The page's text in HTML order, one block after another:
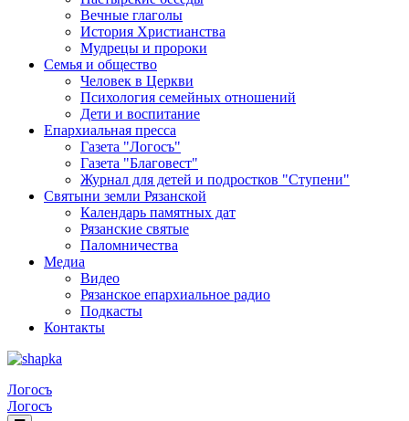
Вечные глаголы
История Христианства
Мудрецы и пророки
Семья и общество
Человек в Церкви
Психология семейных отношений
Дети и воспитание
Епархиальная пресса
Газета "Логосъ"
Газета "Благовест"
Журнал для детей и подростков "Ступени"
Святыни земли Рязанской
Календарь памятных дат
Рязанские святые
Паломничества
Медиа
Видео
Рязанское епархиальное радио
Подкасты
Контакты
Логосъ
Логосъ